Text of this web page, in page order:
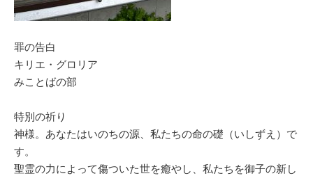
罪の告白
キリエ・グロリア
みことばの部
特別の祈り
神様。あなたはいのちの源、私たちの命の礎（いしずえ）で
す。
聖霊の力によって傷ついた世を癒やし、私たちを御子の新し